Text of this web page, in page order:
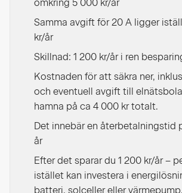
omkring 5 000 kr/år
Samma avgift för 20 A ligger
kr/år
Skillnad: 1 200 kr/år i ren
Kostnaden för att säkra ner,
och eventuell avgift till
hamna på ca 4 000 kr totalt.
Det innebär en återbetalningstid
år
Efter det sparar du 1 200 kr/år –
istället kan investera i
batteri, solceller eller värmepump.